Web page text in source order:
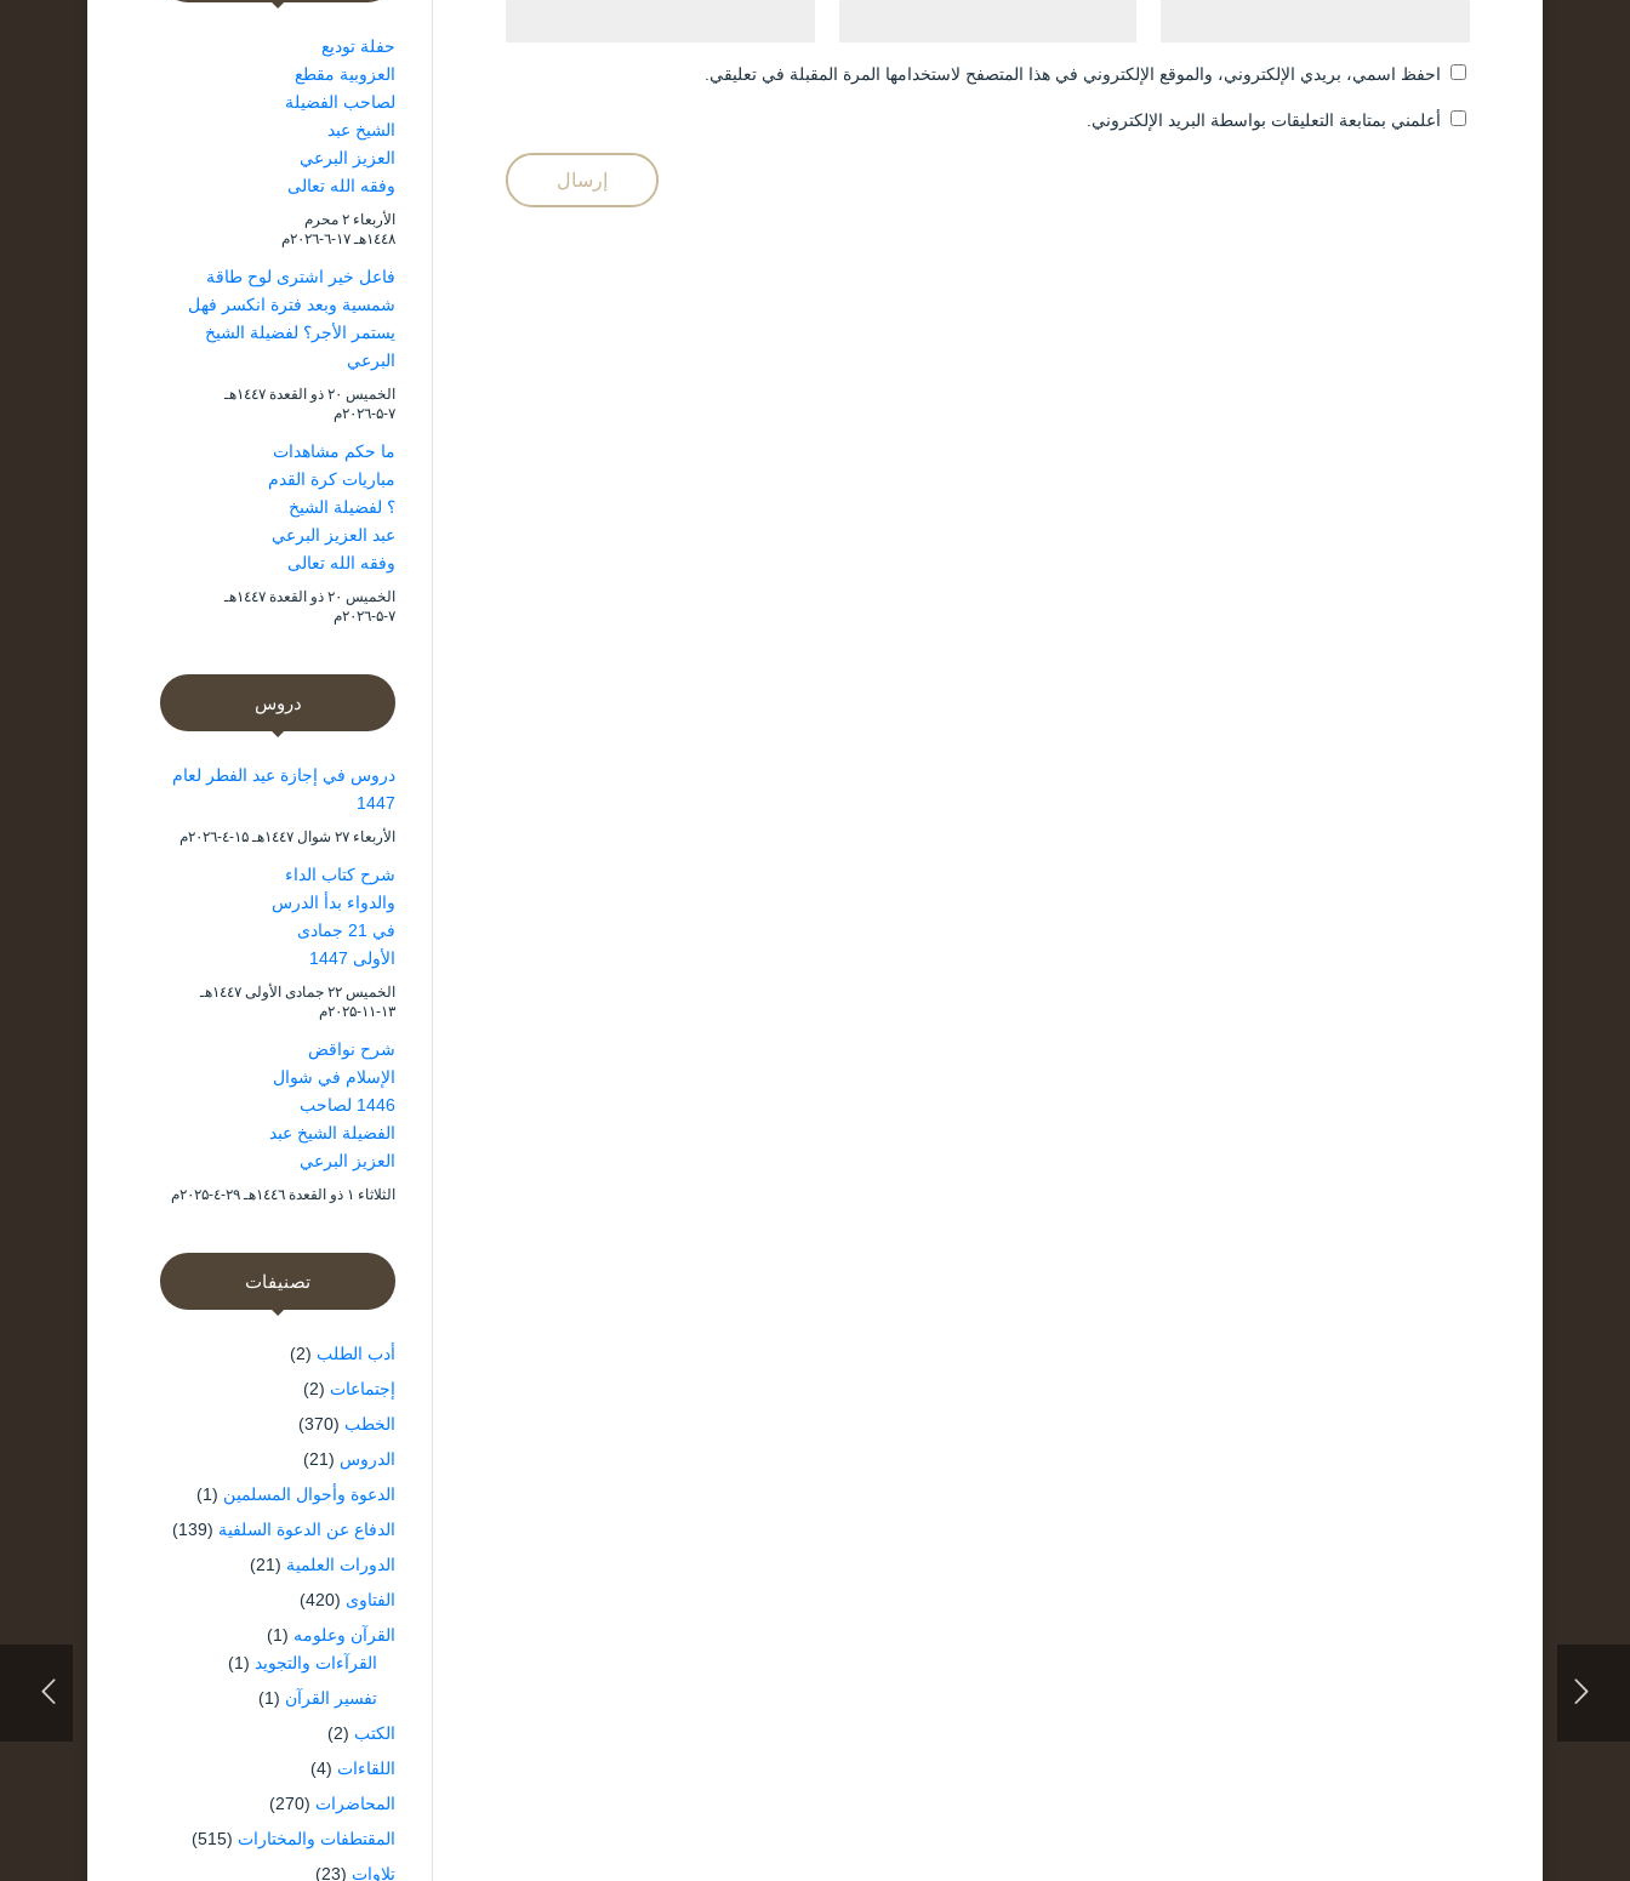
احفظ اسمي، بريدي الإلكتروني، والموقع الإلكتروني في هذا المتصفح لاستخدامها المرة المقبلة في تعليقي.
أعلمني بمتابعة التعليقات بواسطة البريد الإلكتروني.
حفلة توديع
العزوبية مقطع
لصاحب الفضيلة
الشيخ عبد
العزيز البرعي
وفقه الله تعالى
الأربعاء ۲ محرم
۱٤٤۸هـ ۱۷-٦-۲۰۲٦م
فاعل خير اشترى لوح طاقة
شمسية وبعد فترة انكسر فهل
يستمر الأجر؟ لفضيلة الشيخ
البرعي
الخميس ۲۰ ذو القعدة ۱٤٤۷هـ
۷-۵-۲۰۲٦م
ما حكم مشاهدات
مباريات كرة القدم
؟ لفضيلة الشيخ
عبد العزيز البرعي
وفقه الله تعالى
الخميس ۲۰ ذو القعدة ۱٤٤۷هـ
۷-۵-۲۰۲٦م
دروس
دروس في إجازة عيد الفطر لعام
1447
الأربعاء ۲۷ شوال ۱٤٤۷هـ ۱۵-٤-۲۰۲٦م
شرح كتاب الداء
والدواء بدأ الدرس
في 21 جمادى
الأولى 1447
الخميس ۲۲ جمادى الأولى ۱٤٤۷هـ
۱۳-۱۱-۲۰۲۵م
شرح نواقض
الإسلام في شوال
1446 لصاحب
الفضيلة الشيخ عبد
العزيز البرعي
الثلاثاء ۱ ذو القعدة ۱٤٤٦هـ ۲۹-٤-۲۰۲۵م
تصنيفات
أدب الطلب (2)
إجتماعات (2)
الخطب (370)
الدروس (21)
الدعوة وأحوال المسلمين (1)
الدفاع عن الدعوة السلفية (139)
الدورات العلمية (21)
الفتاوى (420)
القرآن وعلومه (1)
القرآءات والتجويد (1)
تفسير القرآن (1)
الكتب (2)
اللقاءات (4)
المحاضرات (270)
المقتطفات والمختارات (515)
تلاوات (23)